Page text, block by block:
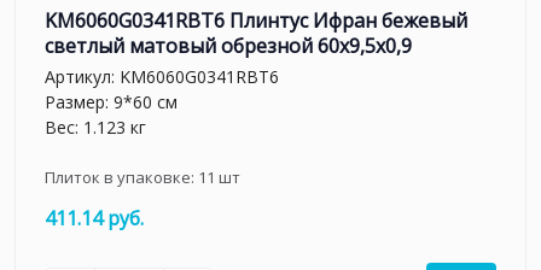
KM6060G0341RBT6 Плинтус Ифран бежевый
светлый матовый обрезной 60x9,5x0,9
Артикул: KM6060G0341RBT6
Размер: 9*60 см
Вес: 1.123 кг
Плиток в упаковке: 11 шт
411.14 руб.